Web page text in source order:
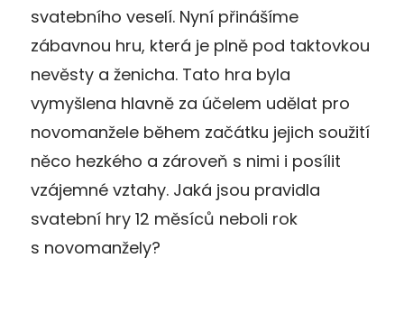
svatebního veselí. Nyní přinášíme
zábavnou hru, která je plně pod taktovkou
nevěsty a ženicha. Tato hra byla
vymyšlena hlavně za účelem udělat pro
novomanžele během začátku jejich soužití
něco hezkého a zároveň s nimi i posílit
vzájemné vztahy. Jaká jsou pravidla
svatební hry 12 měsíců neboli rok
s novomanžely?